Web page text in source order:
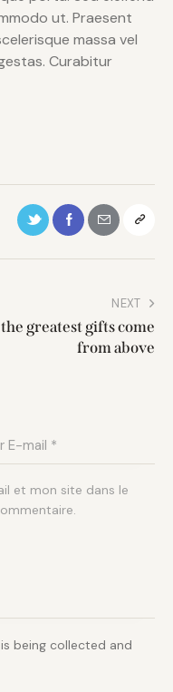
ut. Praesent
massa vel
Curabitur
NEXT
greatest gifts come
from above
et mon site dans le
being collected and